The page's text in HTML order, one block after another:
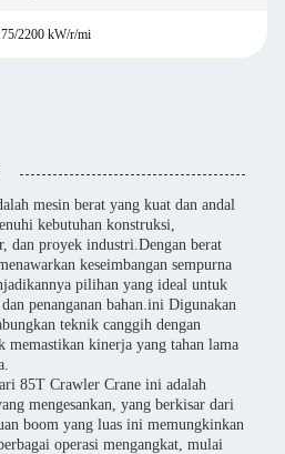
2200 kW/r/mi
mesin berat yang kuat dan andal
kebutuhan konstruksi,
dan proyek industri.Dengan berat
keseimbangan sempurna
pilihan yang ideal untuk
penanganan bahan.ini Digunakan
teknik canggih dengan
memastikan kinerja yang tahan lama
85T Crawler Crane ini adalah
mengesankan, yang berkisar dari
boom yang luas ini memungkinkan
operasi mengangkat, mulai